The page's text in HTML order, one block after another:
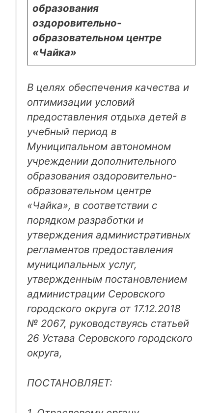
образования
оздоровительно-
образовательном центре
«Чайка»
В целях обеспечения качества и
оптимизации условий
предоставления отдыха детей в
учебный период в
Муниципальном автономном
учреждении дополнительного
образования оздоровительно-
образовательном центре
«Чайка», в соответствии с
порядком разработки и
утверждения административных
регламентов предоставления
муниципальных услуг,
утвержденным постановлением
администрации Серовского
городского округа от 17.12.2018
№ 2067, руководствуясь статьей
26 Устава Серовского городского
округа,
ПОСТАНОВЛЯЕТ: